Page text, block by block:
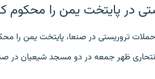
در ‌پايتخت يمن ‌را محکوم
تروريستی در صنعا، ‌پايتخت يمن ‌را
ظهر جمعه در دو مسجد شيعيان در